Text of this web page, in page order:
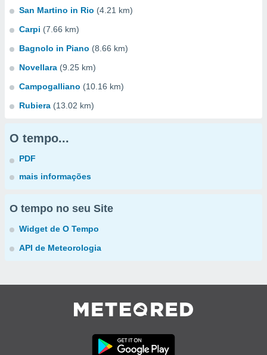
San Martino in Rio (4.21 km)
Carpi (7.66 km)
Bagnolo in Piano (8.66 km)
Novellara (9.25 km)
Campogalliano (10.16 km)
Rubiera (13.02 km)
O tempo...
PDF
mais informações
O tempo no seu Site
Widget de O Tempo
API de Meteorologia